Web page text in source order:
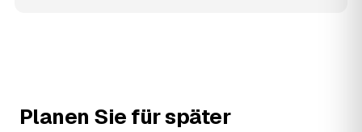
Planen Sie für später